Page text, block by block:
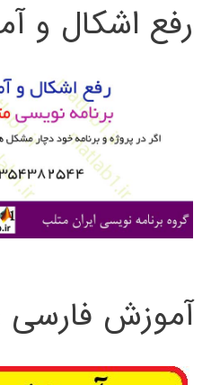
ج
ی
رفع اشکال و
آموزش